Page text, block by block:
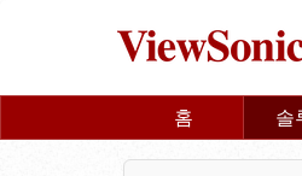
홈 솔